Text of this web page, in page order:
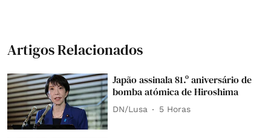
Artigos Relacionados
Japão assinala 81.º aniversário de
bomba atómica de Hiroshima
DN/Lusa 5 Horas